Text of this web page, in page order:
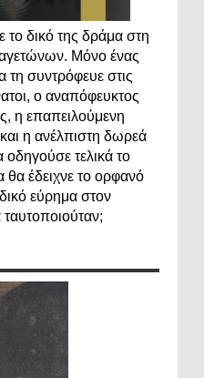
το δικό της δράμα στη
Μόνο ένας
τη συντρόφευε στις
ο αναπόφευκτος
η επαπειλούμενη
η ανέλπιστη δωρεά
τελικά το
θα έδειχνε το ορφανό
εύρημα στον